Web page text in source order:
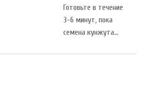
Готовьте в течение
3-6 минут, пока
семена кунжута...